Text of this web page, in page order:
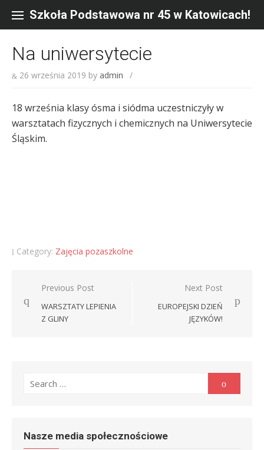
content
Szkoła Podstawowa nr 45 w Katowicach!
Na uniwersytecie
26 września 2019 by admin /
18 września klasy ósma i siódma uczestniczyły w
warsztatach fizycznych i chemicznych na Uniwersytecie
Śląskim.
Category: Zajęcia pozaszkolne
Nawigacja
wpisu
Previous Post
WARSZTATY LEPIENIA
Z GLINY
Next Post
EUROPEJSKI DZIEŃ
JĘZYKÓW!
for:
Nasze media społecznościowe